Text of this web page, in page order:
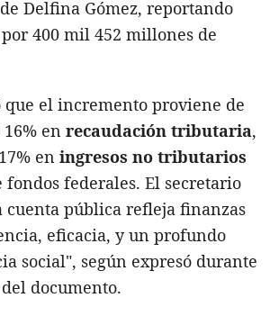
Delfina Gómez, reportando
400 mil 452 millones de
que el incremento proviene de
en recaudación tributaria,
en ingresos no tributarios
federales. El secretario
cuenta pública refleja finanzas
eficacia, y un profundo
social", según expresó durante
documento.